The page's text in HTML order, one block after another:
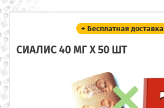
+ Бесплатная доставка
СИАЛИС 40 МГ X 50 ШТ